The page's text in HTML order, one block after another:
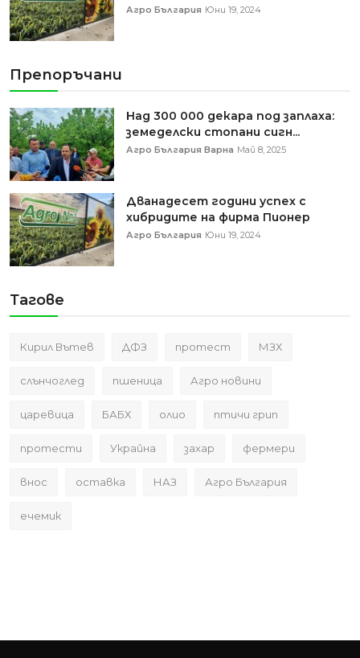
Агро България Юни 19, 2024
Препоръчани
Над 300 000 декара под заплаха:
земеделски стопани сигн...
Агро България Варна Май 8, 2025
Дванадесет години успех с
хибридите на фирма Пионер
Агро България Юни 19, 2024
Тагове
Кирил Вътев ДФЗ протест МЗХ
слънчоглед пшеница Агро новини
царевица БАБХ олио птичи грип
протести Украйна захар фермери
внос оставка НАЗ Агро България
ечемик